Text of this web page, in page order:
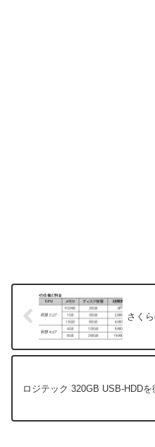
さく
ロジテック 320GB USB-HDDを